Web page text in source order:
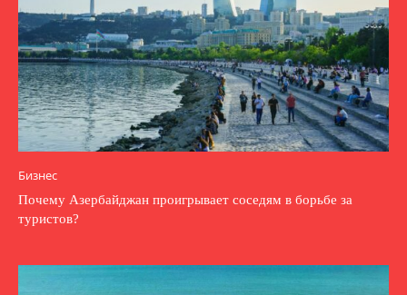
Бизнес
Почему Азербайджан проигрывает соседям в борьбе за
туристов?